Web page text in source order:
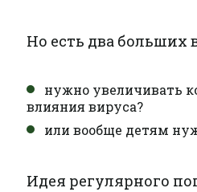
Но есть два больших
нужно увеличивать
влияния вируса?
или вообще детям
Идея регулярного